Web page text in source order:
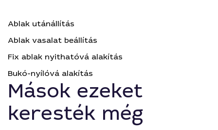
Ablak utánállítás
Ablak vasalat beállítás
Fix ablak nyithatóvá alakítás
Bukó-nyílóvá alakítás
Mások ezeket
keresték még